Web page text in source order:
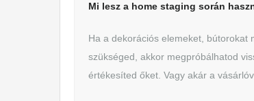
Mi lesz a home staging során
Ha a dekorációs elemeket, bútorokat
szükséged, akkor megpróbálhatod
értékesíted őket. Vagy akár a